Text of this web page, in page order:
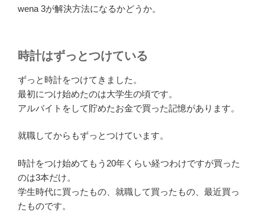
wena 3が解決方法になるかどうか。
時計はずっとつけている
ずっと時計をつけてきました。
最初につけ始めたのは大学生の頃です。
アルバイトをして貯めたお金で買った記憶があります。
就職してからもずっとつけています。
時計をつけ始めてもう20年くらい経つわけですが買った
のは3本だけ。
学生時代に買ったもの、就職して買ったもの、最近買っ
たものです。